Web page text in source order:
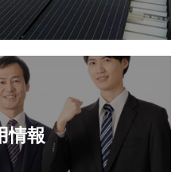
情報